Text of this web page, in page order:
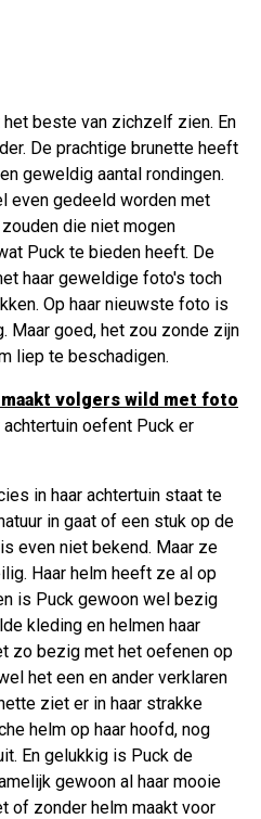
beste van zichzelf zien. En
De prachtige brunette heeft
geweldig aantal rondingen.
even gedeeld worden met
die niet mogen
Puck te bieden heeft. De
haar geweldige foto's toch
Op haar nieuwste foto is
Maar goed, het zou zonde zijn
liep te beschadigen.
volgers wild met foto
achtertuin oefent Puck er
in haar achtertuin staat te
in gaat of een stuk op de
even niet bekend. Maar ze
Haar helm heeft ze al op
is Puck gewoon wel bezig
kleding en helmen haar
zo bezig met het oefenen op
het een en ander verklaren
ziet er in haar strakke
helm op haar hoofd, nog
En gelukkig is Puck de
gewoon al haar mooie
of zonder helm maakt voor